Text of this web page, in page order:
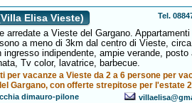
Elisa Vieste) Tel.
arredate a Vieste del Gargano. Appartamenti
a meno di 3km dal centro di Vieste,
ingresso indipendente, ampie verande, posto
Tv color, lavatrice, barbecue.
per vacanze a Vieste da 2 a 6 persone per
Gargano, con offerte strepitose per l'estate
dimauro-pilone